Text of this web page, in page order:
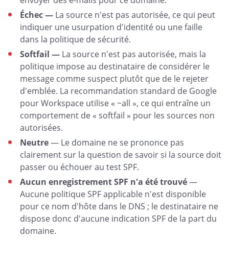
Échec — La source n'est pas autorisée, ce qui peut
indiquer une usurpation d'identité ou une faille
dans la politique de sécurité.
Softfail — La source n'est pas autorisée, mais la
politique impose au destinataire de considérer le
message comme suspect plutôt que de le rejeter
d'emblée. La recommandation standard de Google
pour Workspace utilise « ~all », ce qui entraîne un
comportement de « softfail » pour les sources non
autorisées.
Neutre— Le domaine ne se prononce pas
clairement sur la question de savoir si la source doit
passer ou échouer au test SPF.
Aucun enregistrement SPF n'a été trouvé—
Aucune politique SPF applicable n'est disponible
pour ce nom d'hôte dans le DNS ; le destinataire ne
dispose donc d'aucune indication SPF de la part du
domaine.